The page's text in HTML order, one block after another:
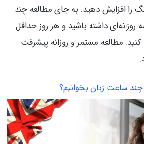
را افزایش دهید. به جای مطالعه چند
روزانه‌ای داشته باشید و هر روز حداقل
کنید. مطالعه مستمر و روزانه پیشرفت
ساعت زبان بخوانیم؟